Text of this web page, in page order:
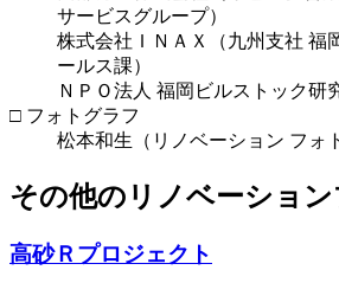
サービスグループ）
株式会社ＩＮＡＸ（九州支社 福
ールス課）
ＮＰＯ法人 福岡ビルストック研
□ フォトグラフ
松本和生（リノベーション フォ
その他のリノベーショ
高砂Ｒプロジェクト